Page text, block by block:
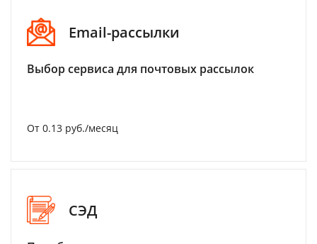
Email-рассылки
Выбор сервиса для почтовых рассылок
От 0.13 руб./месяц
СЭД